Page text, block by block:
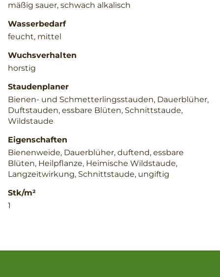
mäßig sauer, schwach alkalisch
Wasserbedarf
feucht, mittel
Wuchsverhalten
horstig
Staudenplaner
Bienen- und Schmetterlingsstauden, Dauerblüher,
Duftstauden, essbare Blüten, Schnittstaude,
Wildstaude
Eigenschaften
Bienenweide, Dauerblüher, duftend, essbare
Blüten, Heilpflanze, Heimische Wildstaude,
Langzeitwirkung, Schnittstaude, ungiftig
Stk/m²
1